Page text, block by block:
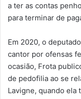
a ter as contas
para terminar de
Em 2020, o
cantor por ofensas
ocasião, Frota
de pedofilia ao se
Lavigne, quando ela